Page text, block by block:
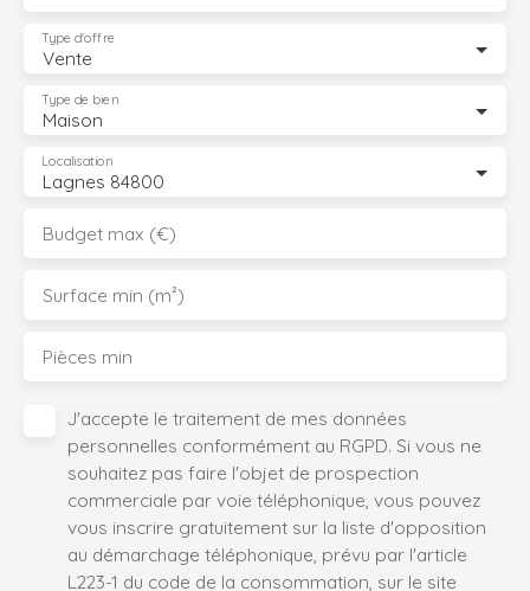
Vente
Type d'offre
Maison
Type de bien
Lagnes 84800
Localisation
Budget max (€)
Surface min (m²)
Pièces min
J'accepte le traitement de mes données
personnelles conformément au RGPD. Si vous ne
souhaitez pas faire l'objet de prospection
commerciale par voie téléphonique, vous pouvez
vous inscrire gratuitement sur la liste d'opposition
au démarchage téléphonique, prévu par l'article
L223-1 du code de la consommation, sur le site